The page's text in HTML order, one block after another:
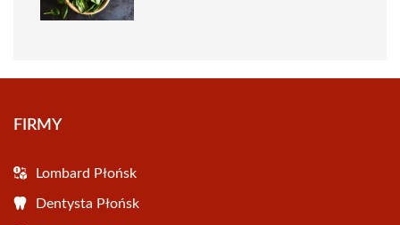
FIRMY
Lombard Płońsk
Dentysta Płońsk